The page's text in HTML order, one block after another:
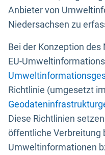
Anbieter von
Niedersachsen zu
Bei der Konzeption
EU-
Richtlinie (umgesetzt im
Diese Richtlinien
öffentliche Verbreitung
Umweltinformationen